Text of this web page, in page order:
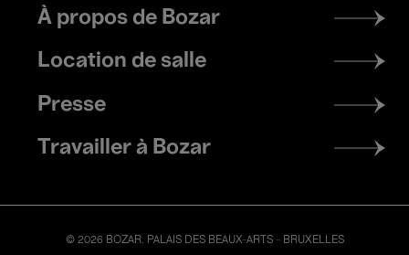
Footer
menu
À propos de Bozar
Location de salle
Presse
Travailler à Bozar
© 2026 BOZAR. PALAIS DES BEAUX-ARTS - BRUXELLES